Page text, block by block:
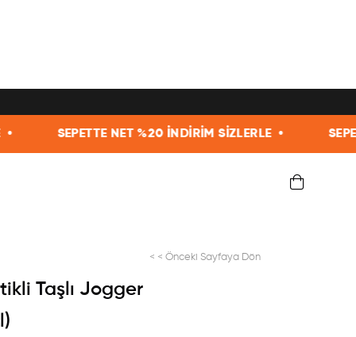
NET %20 İNDİRİM SİZLERLE • SEPETTE NET
< < Önceki Sayfaya Dön
Taşlı Jogger